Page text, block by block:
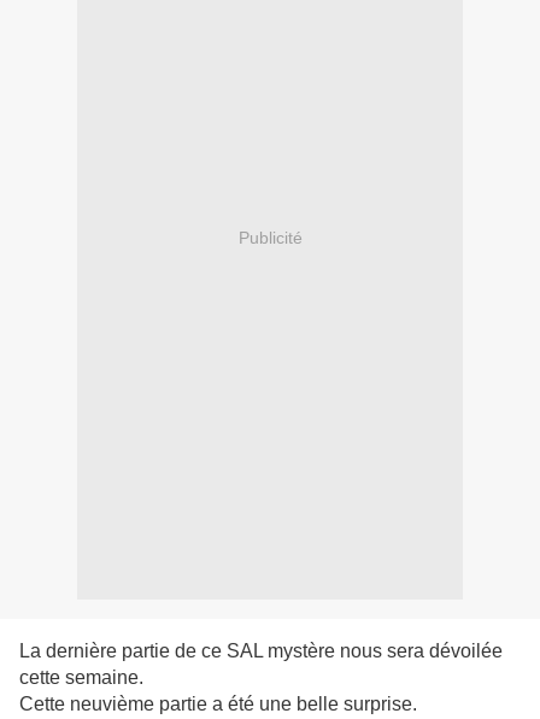
Publicité
La dernière partie de ce SAL mystère nous sera dévoilée
cette semaine.
Cette neuvième partie a été une belle surprise.